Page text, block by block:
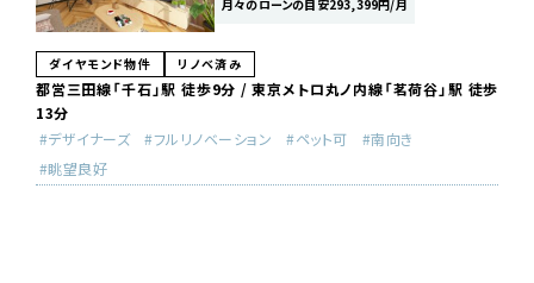
月々のローンの目安293,399円/月
ダイヤモンド物件 リノベ済み
都営三田線「千石」駅 徒歩9分 / 東京メトロ丸ノ内線「茗荷谷」駅 徒歩
13分
デザイナーズ
フルリノベーション ペット可
南向き
眺望良好